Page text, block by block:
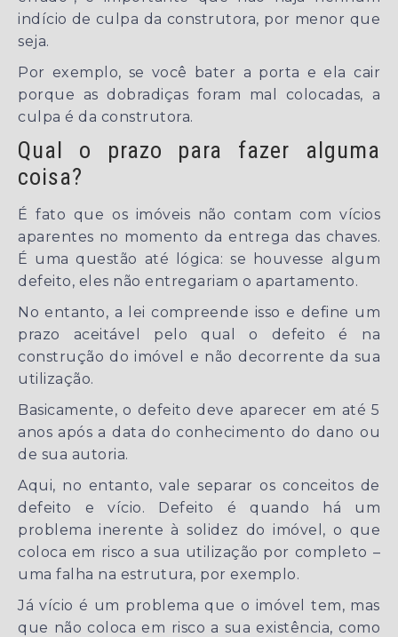
indício de culpa da construtora, por menor que
seja.
Por exemplo, se você bater a porta e ela cair
porque as dobradiças foram mal colocadas, a
culpa é da construtora.
Qual o prazo para fazer alguma
coisa?
É fato que os imóveis não contam com vícios
aparentes no momento da entrega das chaves.
É uma questão até lógica: se houvesse algum
defeito, eles não entregariam o apartamento.
No entanto, a lei compreende isso e define um
prazo aceitável pelo qual o defeito é na
construção do imóvel e não decorrente da sua
utilização.
Basicamente, o defeito deve aparecer em até 5
anos após a data do conhecimento do dano ou
de sua autoria.
Aqui, no entanto, vale separar os conceitos de
defeito e vício. Defeito é quando há um
problema inerente à solidez do imóvel, o que
coloca em risco a sua utilização por completo –
uma falha na estrutura, por exemplo.
Já vício é um problema que o imóvel tem, mas
que não coloca em risco a sua existência, como